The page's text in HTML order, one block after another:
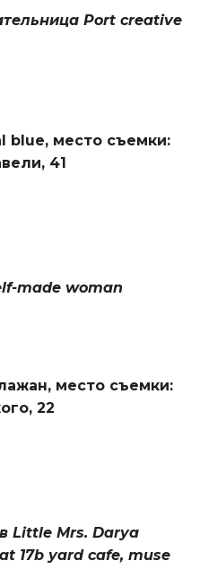
Port creative
blue, место съемки:
41
made woman
место съемки:
22
Little Mrs. Darya
17b yard cafe, muse